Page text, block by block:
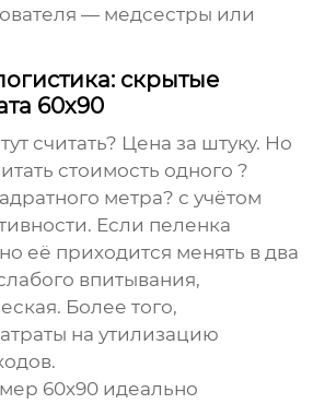
— медсестры или
скрытые
60х90
считать? Цена за штуку. Но
стоимость одного ?
метра? с учётом
Если пеленка
её приходится менять в два
впитывания,
Более того,
на утилизацию
60х90 идеально